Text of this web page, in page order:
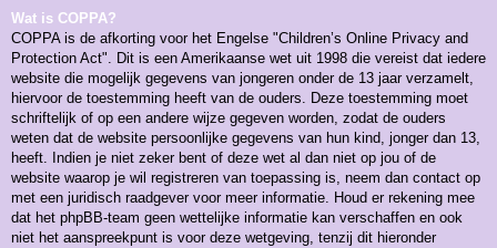
Wat is COPPA?
COPPA is de afkorting voor het Engelse "Children’s Online Privacy and
Protection Act". Dit is een Amerikaanse wet uit 1998 die vereist dat iedere
website die mogelijk gegevens van jongeren onder de 13 jaar verzamelt,
hiervoor de toestemming heeft van de ouders. Deze toestemming moet
schriftelijk of op een andere wijze gegeven worden, zodat de ouders
weten dat de website persoonlijke gegevens van hun kind, jonger dan 13,
heeft. Indien je niet zeker bent of deze wet al dan niet op jou of de
website waarop je wil registreren van toepassing is, neem dan contact op
met een juridisch raadgever voor meer informatie. Houd er rekening mee
dat het phpBB-team geen wettelijke informatie kan verschaffen en ook
niet het aanspreekpunt is voor deze wetgeving, tenzij dit hieronder